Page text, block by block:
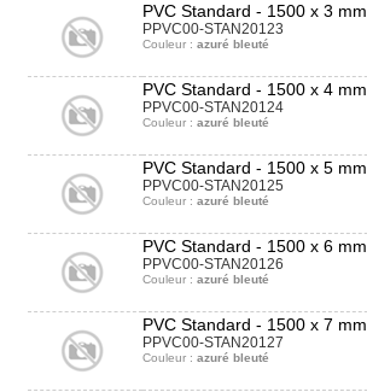
PVC Standard - 1500 x 3 mm
PPVC00-STAN20123
Couleur : azuré bleuté
PVC Standard - 1500 x 4 mm
PPVC00-STAN20124
Couleur : azuré bleuté
PVC Standard - 1500 x 5 mm
PPVC00-STAN20125
Couleur : azuré bleuté
PVC Standard - 1500 x 6 mm
PPVC00-STAN20126
Couleur : azuré bleuté
PVC Standard - 1500 x 7 mm
PPVC00-STAN20127
Couleur : azuré bleuté